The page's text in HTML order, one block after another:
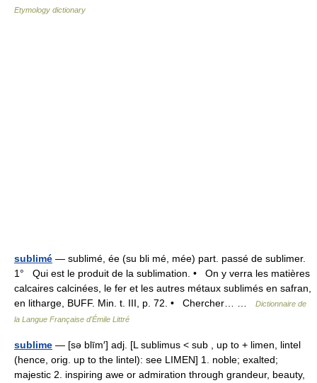
Etymology dictionary
sublimé — sublimé, ée (su bli mé, mée) part. passé de sublimer.
1° Qui est le produit de la sublimation. • On y verra les matières
calcaires calcinées, le fer et les autres métaux sublimés en safran,
en litharge, BUFF. Min. t. III, p. 72. • Chercher… …
Dictionnaire de
la Langue Française d'Émile Littré
sublime — [sə blīm′] adj. [L sublimus < sub , up to + limen, lintel
(hence, orig. up to the lintel): see LIMEN] 1. noble; exalted;
majestic 2. inspiring awe or admiration through grandeur, beauty,